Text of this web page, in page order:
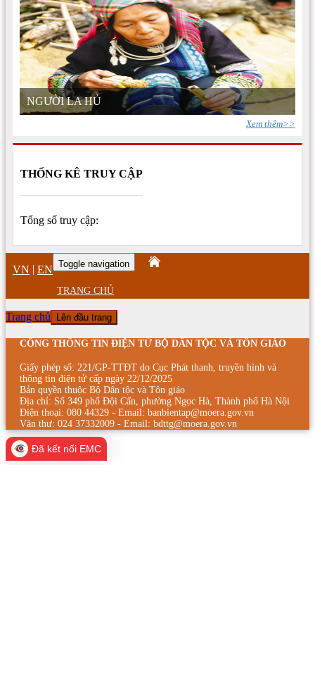
NGƯỜI LA HỦ
Xem thêm>>
THỐNG KÊ TRUY CẬP
Tổng số truy cập:
VN | EN Toggle navigation
TRANG CHỦ
Trang chủ Lên đầu trang
CỔNG THÔNG TIN ĐIỆN TỬ BỘ DÂN TỘC VÀ TÔN GIÁO
Giấy phép số: 221/GP-TTĐT do Cục Phát thanh, truyền hình và
thông tin điện tử cấp ngày 22/12/2025
Bản quyền thuộc Bộ Dân tộc và Tôn giáo
Địa chỉ: Số 349 phố Đội Cấn, phường Ngọc Hà, Thành phố Hà Nội
Điện thoại: 080 44329 - Email: banbientap@moera.gov.vn
Văn thư: 024 37332009 - Email: bdttg@moera.gov.vn
Đã kết nối EMC